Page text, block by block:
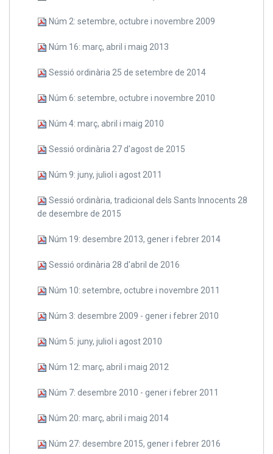
Núm 2: setembre, octubre i novembre 2009
Núm 16: març, abril i maig 2013
Sessió ordinària 25 de setembre de 2014
Núm 6: setembre, octubre i novembre 2010
Núm 4: març, abril i maig 2010
Sessió ordinària 27 d'agost de 2015
Núm 9: juny, juliol i agost 2011
Sessió ordinària, tradicional dels Sants Innocents 28
de desembre de 2015
Núm 19: desembre 2013, gener i febrer 2014
Sessió ordinària 28 d'abril de 2016
Núm 10: setembre, octubre i novembre 2011
Núm 3: desembre 2009 - gener i febrer 2010
Núm 5: juny, juliol i agost 2010
Núm 12: març, abril i maig 2012
Núm 7: desembre 2010 - gener i febrer 2011
Núm 20: març, abril i maig 2014
Núm 27: desembre 2015, gener i febrer 2016